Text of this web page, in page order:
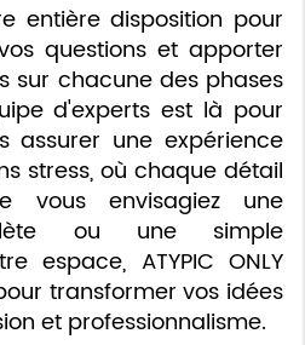
entière disposition pour
questions et apporter
sur chacune des phases
d'experts est là pour
assurer une expérience
stress, où chaque détail
vous envisagiez une
ou une simple
espace, ATYPIC ONLY
transformer vos idées
et professionnalisme.